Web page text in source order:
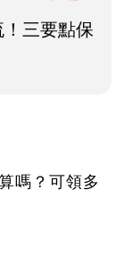
三要點保
嗎？可領多